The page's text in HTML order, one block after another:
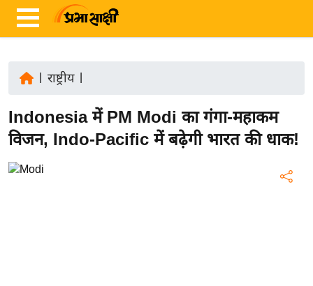
ज़ा
ख
र
राष्ट्रीय|
Indonesia में PM Modi का गंगा-महाकम
विजन, Indo-Pacific में बढ़ेगी भारत की धाक!